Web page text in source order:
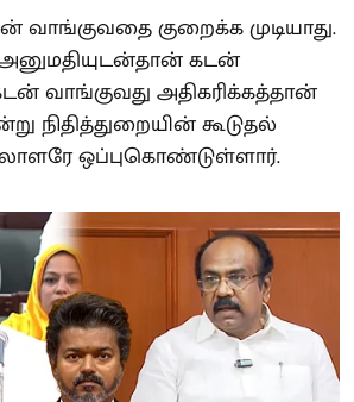
வாங்குவதை குறைக்க முடியாது.
கடன்
வாங்குவது அதிகரிக்கத்தான்
நிதித்துறையின் கூடுதல்
ஒப்புகொண்டுள்ளார்.